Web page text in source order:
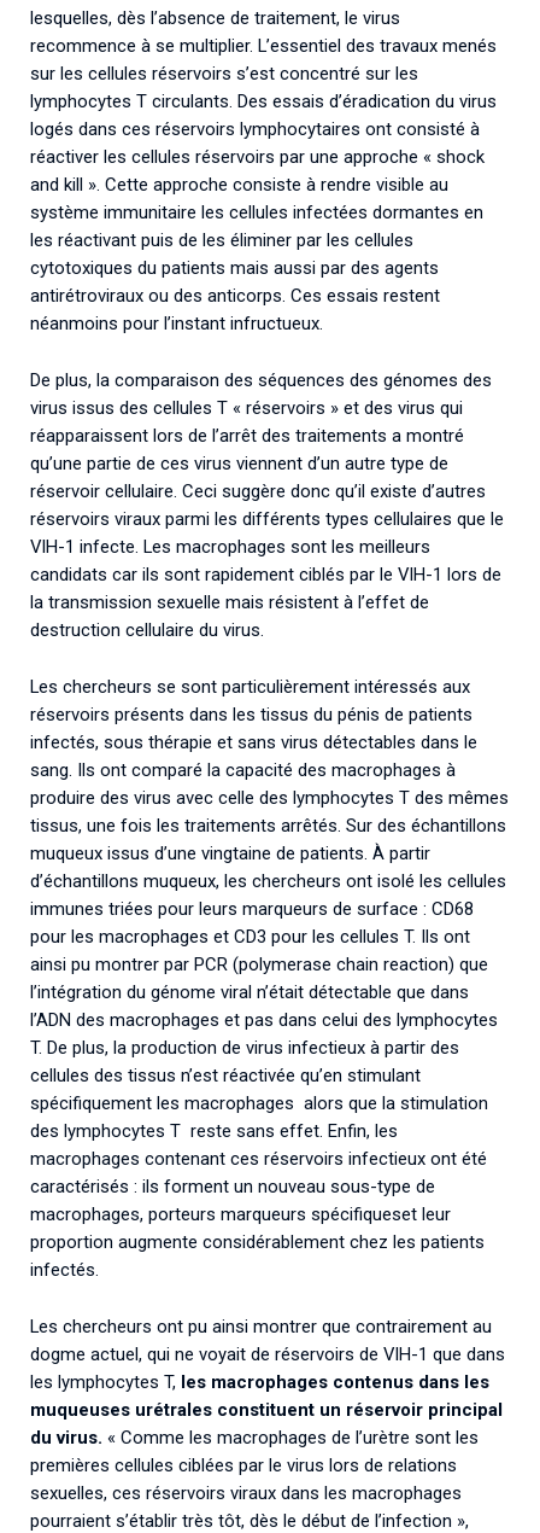
lesquelles, dès l’absence de traitement, le virus
recommence à se multiplier. L’essentiel des travaux menés
sur les cellules réservoirs s’est concentré sur les
lymphocytes T circulants. Des essais d’éradication du virus
logés dans ces réservoirs lymphocytaires ont consisté à
réactiver les cellules réservoirs par une approche « shock
and kill ». Cette approche consiste à rendre visible au
système immunitaire les cellules infectées dormantes en
les réactivant puis de les éliminer par les cellules
cytotoxiques du patients mais aussi par des agents
antirétroviraux ou des anticorps. Ces essais restent
néanmoins pour l’instant infructueux.
De plus, la comparaison des séquences des génomes des
virus issus des cellules T « réservoirs » et des virus qui
réapparaissent lors de l’arrêt des traitements a montré
qu’une partie de ces virus viennent d’un autre type de
réservoir cellulaire. Ceci suggère donc qu’il existe d’autres
réservoirs viraux parmi les différents types cellulaires que le
VIH-1 infecte. Les macrophages sont les meilleurs
candidats car ils sont rapidement ciblés par le VIH-1 lors de
la transmission sexuelle mais résistent à l’effet de
destruction cellulaire du virus.
Les chercheurs se sont particulièrement intéressés aux
réservoirs présents dans les tissus du pénis de patients
infectés, sous thérapie et sans virus détectables dans le
sang. Ils ont comparé la capacité des macrophages à
produire des virus avec celle des lymphocytes T des mêmes
tissus, une fois les traitements arrêtés. Sur des échantillons
muqueux issus d’une vingtaine de patients. À partir
d’échantillons muqueux, les chercheurs ont isolé les cellules
immunes triées pour leurs marqueurs de surface : CD68
pour les macrophages et CD3 pour les cellules T. Ils ont
ainsi pu montrer par PCR (polymerase chain reaction) que
l’intégration du génome viral n’était détectable que dans
l’ADN des macrophages et pas dans celui des lymphocytes
T. De plus, la production de virus infectieux à partir des
cellules des tissus n’est réactivée qu’en stimulant
spécifiquement les macrophages alors que la stimulation
des lymphocytes T reste sans effet. Enfin, les
macrophages contenant ces réservoirs infectieux ont été
caractérisés : ils forment un nouveau sous-type de
macrophages, porteurs marqueurs spécifiqueset leur
proportion augmente considérablement chez les patients
infectés.
Les chercheurs ont pu ainsi montrer que contrairement au
dogme actuel, qui ne voyait de réservoirs de VIH-1 que dans
les lymphocytes T, les macrophages contenus dans les
muqueuses urétrales constituent un réservoir principal
du virus. « Comme les macrophages de l’urètre sont les
premières cellules ciblées par le virus lors de relations
sexuelles, ces réservoirs viraux dans les macrophages
pourraient s’établir très tôt, dès le début de l’infection »,